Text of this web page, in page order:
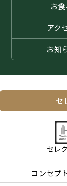
お
アク
お知
セ
セレ
コンセプ